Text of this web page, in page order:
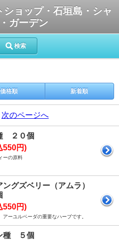
ョップ・石垣島・シャ
ガーデン
検索
価格順 新着順
次のページへ
２０個
550円)
ーの原料
グズベリー（アムラ）
550円)
ーユルベーダの重要なハーブです。
種 ５個